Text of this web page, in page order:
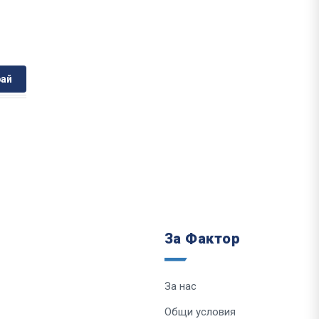
За Фактор
За нас
Общи условия